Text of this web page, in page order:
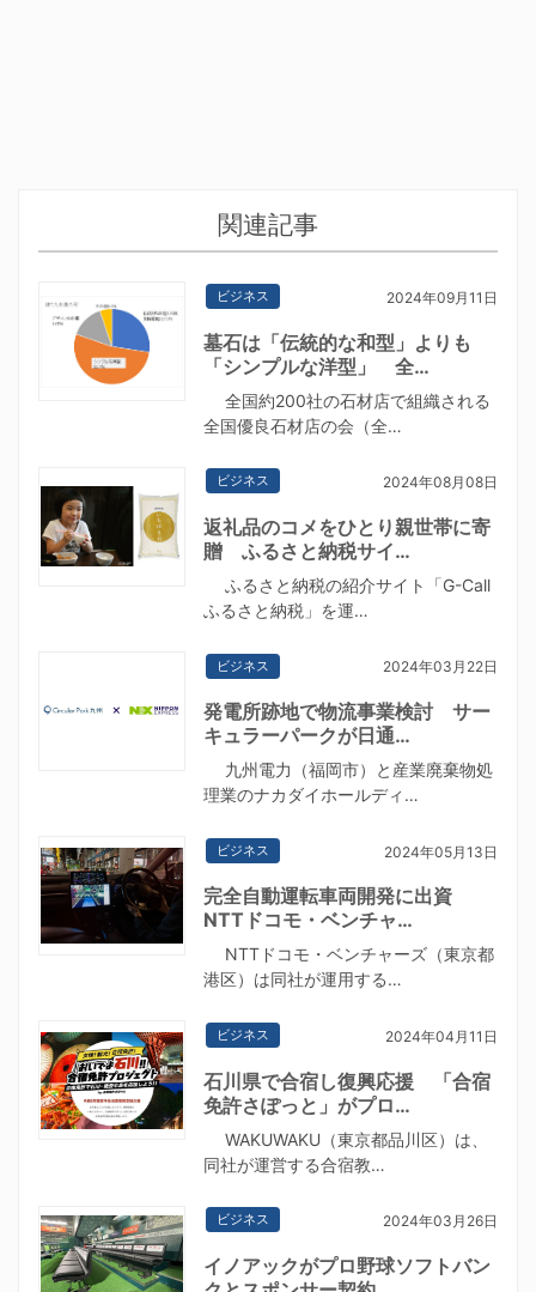
関連記事
ビジネス 2024年09月11日
墓石は「伝統的な和型」よりも
「シンプルな洋型」 全…
全国約200社の石材店で組織される
全国優良石材店の会（全…
ビジネス 2024年08月08日
返礼品のコメをひとり親世帯に寄
贈 ふるさと納税サイ…
ふるさと納税の紹介サイト「G-Call
ふるさと納税」を運…
ビジネス 2024年03月22日
発電所跡地で物流事業検討 サー
キュラーパークが日通…
九州電力（福岡市）と産業廃棄物処
理業のナカダイホールディ…
ビジネス 2024年05月13日
完全自動運転車両開発に出資
NTTドコモ・ベンチャ…
NTTドコモ・ベンチャーズ（東京都
港区）は同社が運用する…
ビジネス 2024年04月11日
石川県で合宿し復興応援 「合宿
免許さぽっと」がプロ…
WAKUWAKU（東京都品川区）は、
同社が運営する合宿教…
ビジネス 2024年03月26日
イノアックがプロ野球ソフトバン